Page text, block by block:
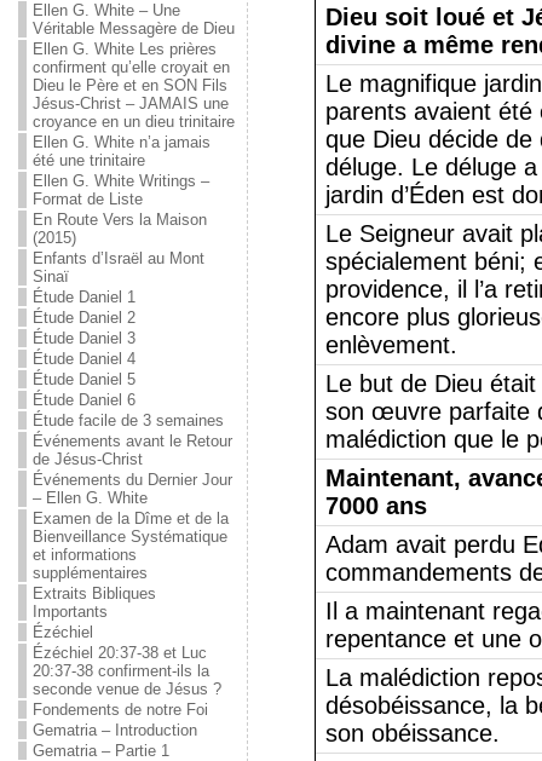
Ellen G. White – Une
Véritable Messagère de Dieu
Ellen G. White Les prières
confirment qu’elle croyait en
Dieu le Père et en SON Fils
Jésus-Christ – JAMAIS une
croyance en un dieu trinitaire
Ellen G. White n’a jamais
été une trinitaire
Ellen G. White Writings –
Format de Liste
En Route Vers la Maison
(2015)
Enfants d’Israël au Mont
Sinaï
Étude Daniel 1
Étude Daniel 2
Étude Daniel 3
Étude Daniel 4
Étude Daniel 5
Étude Daniel 6
Étude facile de 3 semaines
Événements avant le Retour
de Jésus-Christ
Événements du Dernier Jour
– Ellen G. White
Examen de la Dîme et de la
Bienveillance Systématique
et informations
supplémentaires
Extraits Bibliques
Importants
Ézéchiel
Ézéchiel 20:37-38 et Luc
20:37-38 confirment-ils la
seconde venue de Jésus ?
Fondements de notre Foi
Gematria – Introduction
Gematria – Partie 1
Dieu soit loué et
divine a même
Le magnifique
parents avaient été
que Dieu décide
déluge. Le déluge
jardin d’Éden est
Le Seigneur avait
spécialement béni;
providence, il l’a
encore plus
enlèvement.
Le but de Dieu
son œuvre parfaite
malédiction que le
Maintenant,
7000 ans
Adam avait perdu
commandements
Il a maintenant
repentance et une
La malédiction
désobéissance, la
son obéissance.